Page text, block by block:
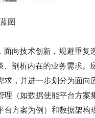
图
向技术创新，规避重复
剖析内在的业务需求。
，并进一步划分为面向
理（如数据使能平台方案
台方案为例）和数据架构